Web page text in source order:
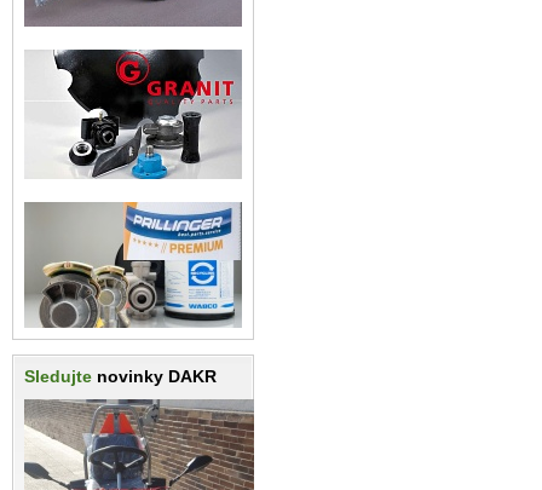
Sledujte novinky DAKR